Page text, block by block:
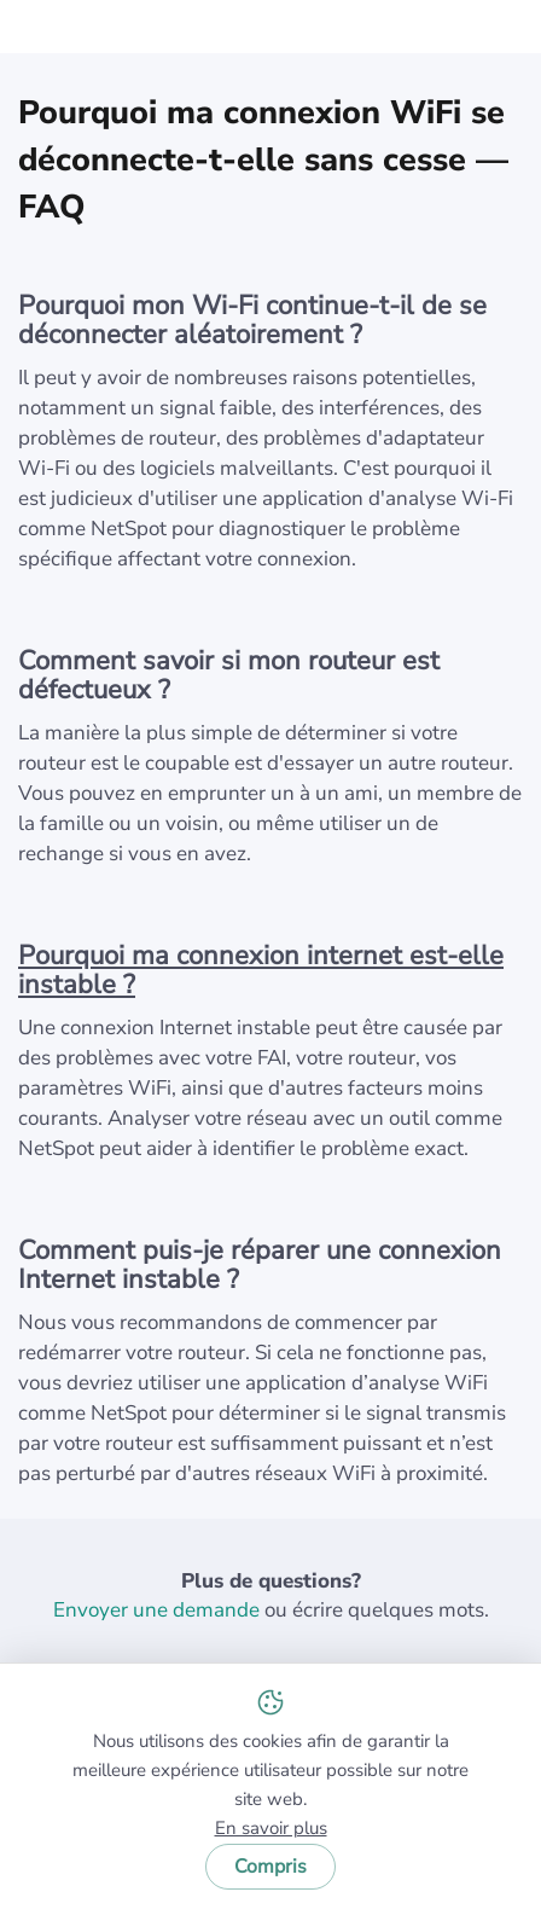
Pourquoi ma connexion WiFi se
déconnecte-t-elle sans cesse —
FAQ
Pourquoi mon Wi-Fi continue-t-il de se
déconnecter aléatoirement ?
Il peut y avoir de nombreuses raisons potentielles,
notamment un signal faible, des interférences, des
problèmes de routeur, des problèmes d'adaptateur
Wi-Fi ou des logiciels malveillants. C'est pourquoi il
est judicieux d'utiliser une application d'analyse Wi-Fi
comme NetSpot pour diagnostiquer le problème
spécifique affectant votre connexion.
Comment savoir si mon routeur est
défectueux ?
La manière la plus simple de déterminer si votre
routeur est le coupable est d'essayer un autre routeur.
Vous pouvez en emprunter un à un ami, un membre de
la famille ou un voisin, ou même utiliser un de
rechange si vous en avez.
Pourquoi ma connexion internet est-elle
instable ?
Une connexion Internet instable peut être causée par
des problèmes avec votre FAI, votre routeur, vos
paramètres WiFi, ainsi que d'autres facteurs moins
courants. Analyser votre réseau avec un outil comme
NetSpot peut aider à identifier le problème exact.
Comment puis-je réparer une connexion
Internet instable ?
Nous vous recommandons de commencer par
redémarrer votre routeur. Si cela ne fonctionne pas,
vous devriez utiliser une application d’analyse WiFi
comme NetSpot pour déterminer si le signal transmis
par votre routeur est suffisamment puissant et n’est
pas perturbé par d'autres réseaux WiFi à proximité.
Plus de questions?
Envoyer une demandeou écrire quelques mots.
Poursuivez votre lecture pour
tout savoir sur le Wi-Fi
Nous utilisons des cookies afin de garantir la
meilleure expérience utilisateur possible sur notre
site web.
En savoir plus
Compris